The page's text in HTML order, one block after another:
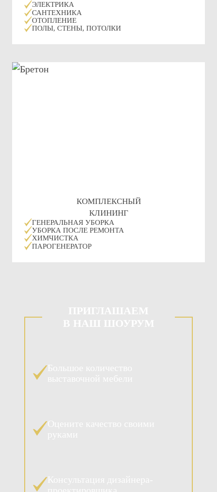
ЭЛЕКТРИКА
САНТЕХНИКА
ОТОПЛЕНИЕ
ПОЛЫ, СТЕНЫ, ПОТОЛКИ
КОМПЛЕКСНЫЙ
КЛИНИНГ
ГЕНЕРАЛЬНАЯ УБОРКА
УБОРКА ПОСЛЕ РЕМОНТА
ХИМЧИСТКА
ПАРОГЕНЕРАТОР